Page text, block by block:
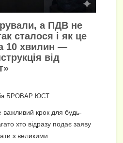
а ПДВ не
сталося і як це
10 хвилин —
від
БРОВАР ЮСТ
крок для будь-
хто відразу подає заяву
з великими